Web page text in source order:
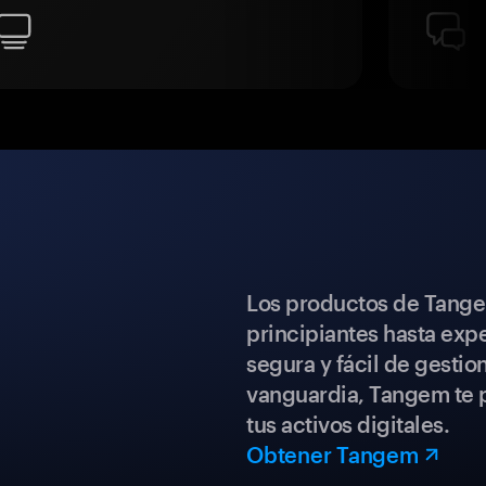
Los productos de
principiantes hasta
segura y fácil de
vanguardia, Tangem
tus activos digitales.
Obtener Tangem